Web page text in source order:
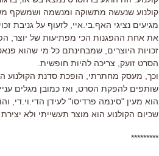
קולנוע שנעשה מתשוקה ומנשמה ושמשקף
מגיעים נציגי האף.בי.איי, לזעוף על גניבת
את אחת ההפגנות הכי מפתיעות של יוצר,
זכויות היוצרים, שמבחינתם כל מי שהוא
הסרט זועק, צריכה להיות חופשית.
וכך, מעסק מחתרתי, הופכת סדנת הקולנוע
שותפים להפקת הסרט, ואז כמובן מגלים
הוא מעין "סינמה פרדיסו" לעידן
שכיום הקולנוע הוא מוצר תעשייתי ולא
*********